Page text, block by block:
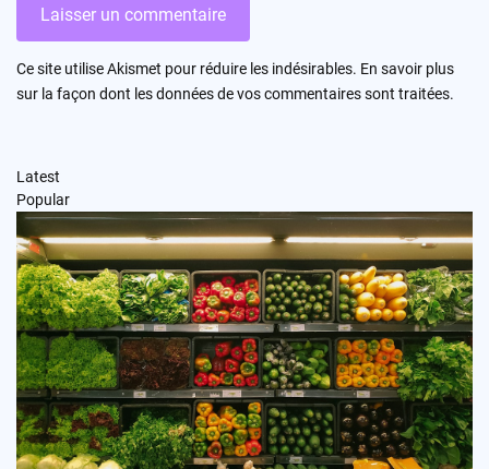
Ce site utilise Akismet pour réduire les indésirables. En savoir plus
sur la façon dont les données de vos commentaires sont traitées.
Latest
Popular